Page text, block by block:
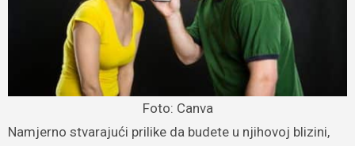
Foto: Canva
Namjerno stvarajući prilike da budete u njihovoj blizini,